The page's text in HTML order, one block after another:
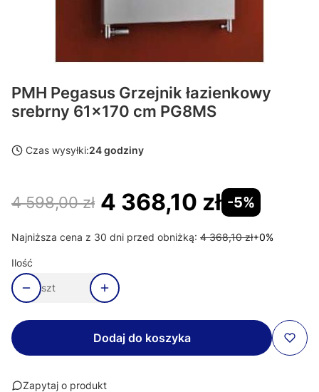
PMH Pegasus Grzejnik łazienkowy
srebrny 61x170 cm PG8MS
Czas wysyłki:24 godziny
4 598,00 zł 4 368,10 zł -5%
Najniższa cena z 30 dni przed obniżką: 4 368,10 zł+0%
Ilość
szt
Dodaj do koszyka
Zapytaj o produkt